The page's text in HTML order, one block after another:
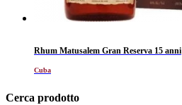
Rhum Matusalem Gran Reserva 15 anni
Cuba
Cerca prodotto